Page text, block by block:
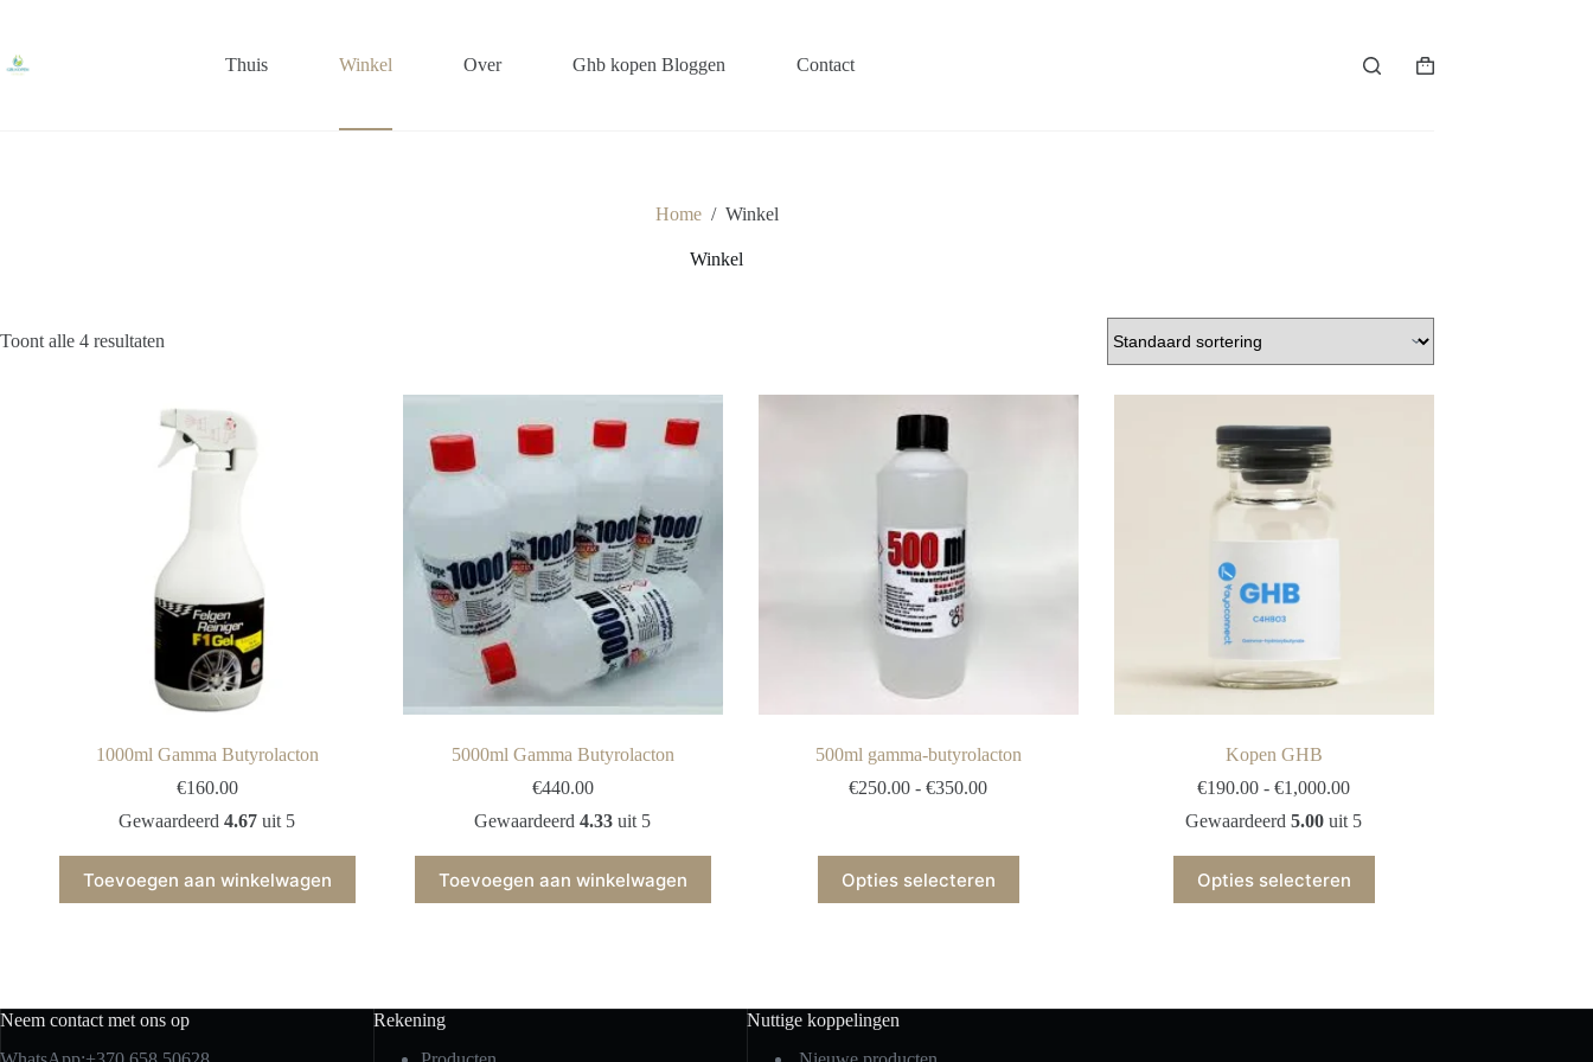
de
inhoud
Thuis Winkel Over Ghb kopen Bloggen Contact Winkelwagen
Home / Winkel
Winkel
Toont alle 4 resultaten
1000ml Gamma Butyrolacton
€160.00
Gewaardeerd4.67 uit 5
Toevoegen aan winkelwagen
5000ml Gamma Butyrolacton
€440.00
Gewaardeerd4.33 uit 5
Toevoegen aan winkelwagen
500ml gamma-butyrolacton
€250.00 - €350.00Prijsklasse:
Opties selecteren
product
heeft
kan
worden
Kopen GHB
€190.00 - €1,000.00Prijsklasse:
tot
Gewaardeerd5.00 uit 5
Opties selecteren
product
heeft
kan
Neem contact met ons op
Rekening
Nuttige koppelingen